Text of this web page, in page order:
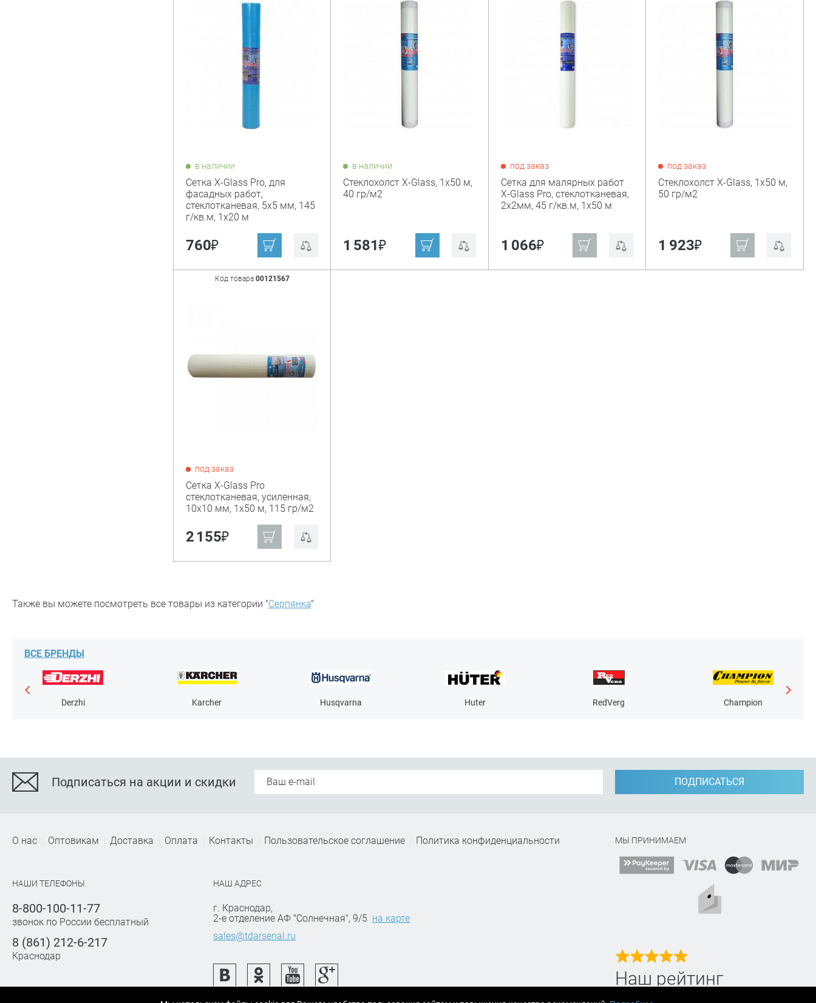
в наличии
Сетка X-Glass Pro, для
фасадных работ,
стеклотканевая, 5х5 мм, 145
г/кв.м, 1х20 м
760₽
в наличии
Стеклохолст X-Glass, 1x50 м,
40 гр/м2
1 581₽
под заказ
Сетка для малярных работ
X-Glass Pro, стеклотканевая,
2х2мм, 45 г/кв.м, 1х50 м
1 066₽
под заказ
Стеклохолст X-Glass, 1x50 м,
50 гр/м2
1 923₽
Код товара 00121567
под заказ
Сетка X-Glass Pro
стеклотканевая, усиленная,
10х10 мм, 1х50 м, 115 гр/м2
2 155₽
Также вы можете посмотреть все товары из категории "Серпянка"
ВСЕ БРЕНДЫ
Derzhi Karcher Husqvarna Huter RedVerg Champion
Подписаться на акции и скидки ПОДПИСАТЬСЯ
О нас Оптовикам Доставка Оплата Контакты Пользовательское соглашение Политика конфиденциальности
НАШИ ТЕЛЕФОНЫ
8-800-100-11-77
звонок по России бесплатный
8 (861) 212-6-217
Краснодар
НАШ АДРЕС
г. Краснодар,
2-е отделение АФ "Солнечная", 9/5 на карте
sales@tdarsenal.ru
МЫ ПРИНИМАЕМ
Наш рейтинг